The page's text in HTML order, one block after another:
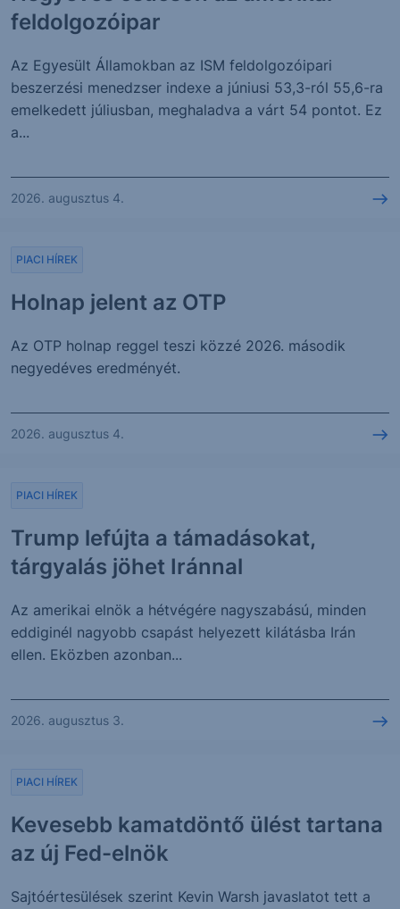
feldolgozóipar
Az Egyesült Államokban az ISM feldolgozóipari
beszerzési menedzser indexe a júniusi 53,3-ról 55,6-ra
emelkedett júliusban, meghaladva a várt 54 pontot. Ez
a...
2026. augusztus 4.
Holnap jelent az OTP
PIACI HÍREK
Az OTP holnap reggel teszi közzé 2026. második
negyedéves eredményét.
2026. augusztus 4.
Trump lefújta a támadásokat,
tárgyalás jöhet Iránnal
PIACI HÍREK
Az amerikai elnök a hétvégére nagyszabású, minden
eddiginél nagyobb csapást helyezett kilátásba Irán
ellen. Eközben azonban...
2026. augusztus 3.
Kevesebb kamatdöntő ülést tartana
az új Fed-elnök
PIACI HÍREK
Sajtóértesülések szerint Kevin Warsh javaslatot tett a